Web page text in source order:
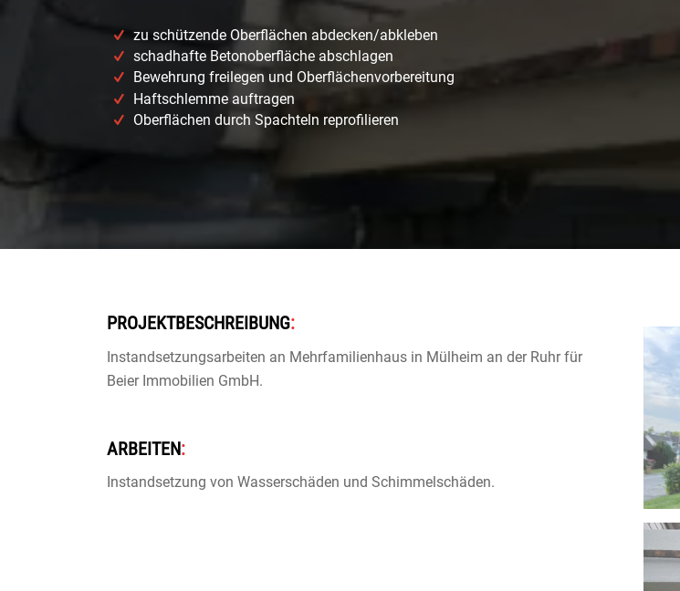
zu schützende Oberflächen abdecken/abkleben
schadhafte Betonoberfläche abschlagen
Bewehrung freilegen und Oberflächenvorbereitung
Haftschlemme auftragen
Oberflächen durch Spachteln reprofilieren
PROJEKTBESCHREIBUNG:
Instandsetzungsarbeiten an Mehrfamilienhaus in Mülheim an der Ruhr für
Beier Immobilien GmbH.
ARBEITEN:
Instandsetzung von Wasserschäden und Schimmelschäden.